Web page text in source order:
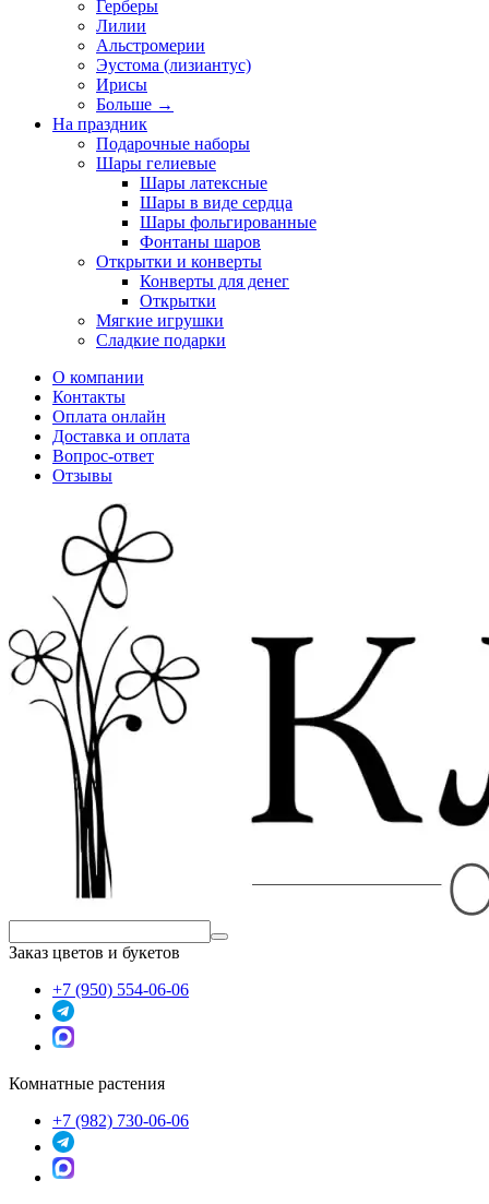
Герберы
Лилии
Альстромерии
Эустома (лизиантус)
Ирисы
Больше →
На праздник
Подарочные наборы
Шары гелиевые
Шары латексные
Шары в виде сердца
Шары фольгированные
Фонтаны шаров
Открытки и конверты
Конверты для денег
Открытки
Мягкие игрушки
Сладкие подарки
О компании
Контакты
Оплата онлайн
Доставка и оплата
Вопрос-ответ
Отзывы
Заказ цветов и букетов
+7 (950) 554-06-06
Комнатные растения
+7 (982) 730-06-06